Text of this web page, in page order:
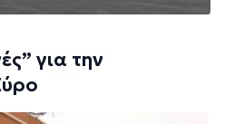
για την